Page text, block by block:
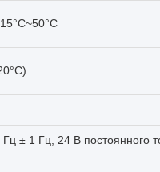
± 1 Гц, 24 В постоянного